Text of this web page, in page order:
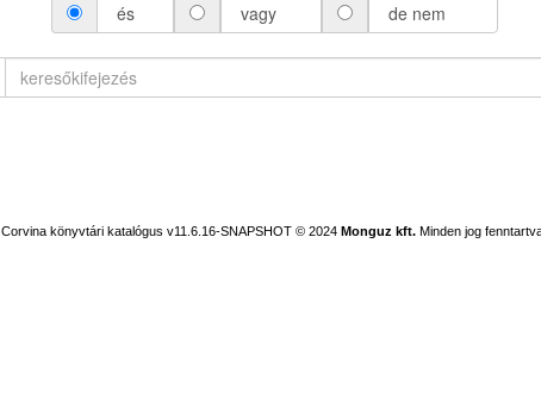
és vagy de nem
Corvina könyvtári katalógus v11.6.16-SNAPSHOT © 2024 Monguz kft. Minden jog